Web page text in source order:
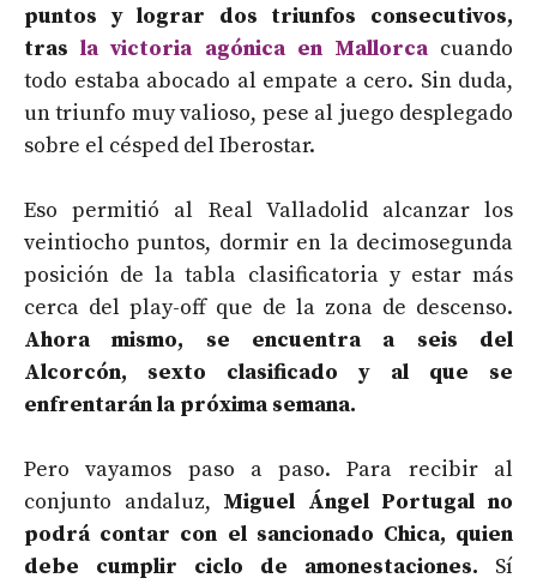
puntos y lograr dos triunfos consecutivos,
trasla victoria agónica en Mallorcacuando
todo estaba abocado al empate a cero. Sin duda,
un triunfo muy valioso, pese al juego desplegado
sobre el césped del Iberostar.
Eso permitió al Real Valladolid alcanzar los
veintiocho puntos, dormir en la decimosegunda
posición de la tabla clasificatoria y estar más
cerca del play-off que de la zona de descenso.
Ahora mismo, se encuentra a seis del
Alcorcón, sexto clasificado y al que se
enfrentarán la próxima semana.
Pero vayamos paso a paso. Para recibir al
conjunto andaluz, Miguel Ángel Portugal no
podrá contar con el sancionado Chica, quien
debe cumplir ciclo de amonestaciones. Sí